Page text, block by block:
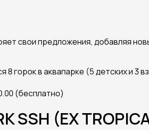
свои предложения, добавляя
горок в аквапарке (5 детских и 3
(бесплатно)
SSH (EX